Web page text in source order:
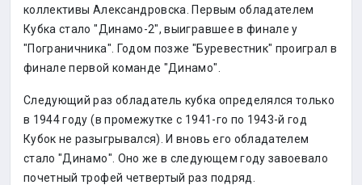
коллективы Александровска. Первым обладателем
Кубка стало "Динамо-2", выигравшее в финале у
"Пограничника". Годом позже "Буревестник" проиграл в
финале первой команде "Динамо".
Следующий раз обладатель кубка определялся только
в 1944 году (в промежутке с 1941-го по 1943-й год
Кубок не разыгрывался). И вновь его обладателем
стало "Динамо". Оно же в следующем году завоевало
почетный трофей четвертый раз подряд.